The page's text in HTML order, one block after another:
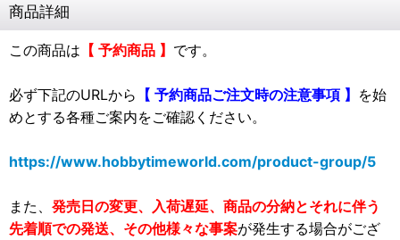
商品詳細
この商品は 【 予約商品 】 です。
必ず下記のURLから 【 予約商品ご注文時の注意事項 】 を始
めとする各種ご案内をご確認ください。
https://www.hobbytimeworld.com/product-group/5
また、 発売日の変更、入荷遅延、商品の分納とそれに伴う
先着順での発送、その他様々な事案が発生する場合がござ